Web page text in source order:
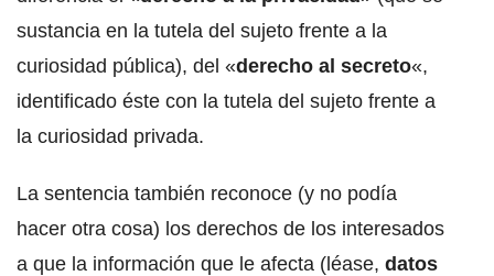
sustancia en la tutela del sujeto frente a la
curiosidad pública), del «derecho al secreto«,
identificado éste con la tutela del sujeto frente a
la curiosidad privada.
La sentencia también reconoce (y no podía
hacer otra cosa) los derechos de los interesados
a que la información que le afecta (léase, datos